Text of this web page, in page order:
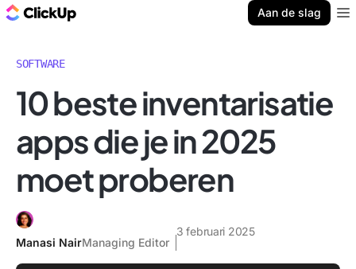
Aan de slag
SOFTWARE
10 beste inventarisatie
apps die je in 2025
moet proberen
Manasi NairManaging Editor
3 februari 2025